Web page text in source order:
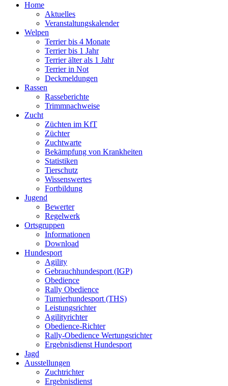
Home
Aktuelles
Veranstaltungskalender
Welpen
Terrier bis 4 Monate
Terrier bis 1 Jahr
Terrier älter als 1 Jahr
Terrier in Not
Deckmeldungen
Rassen
Rasseberichte
Trimmnachweise
Zucht
Züchten im KfT
Züchter
Zuchtwarte
Bekämpfung von Krankheiten
Statistiken
Tierschutz
Wissenswertes
Fortbildung
Jugend
Bewerter
Regelwerk
Ortsgruppen
Informationen
Download
Hundesport
Agility
Gebrauchhundesport (IGP)
Obedience
Rally Obedience
Turnierhundesport (THS)
Leistungsrichter
Agilityrichter
Obedience-Richter
Rally-Obedience Wertungsrichter
Ergebnisdienst Hundesport
Jagd
Ausstellungen
Zuchtrichter
Ergebnisdienst